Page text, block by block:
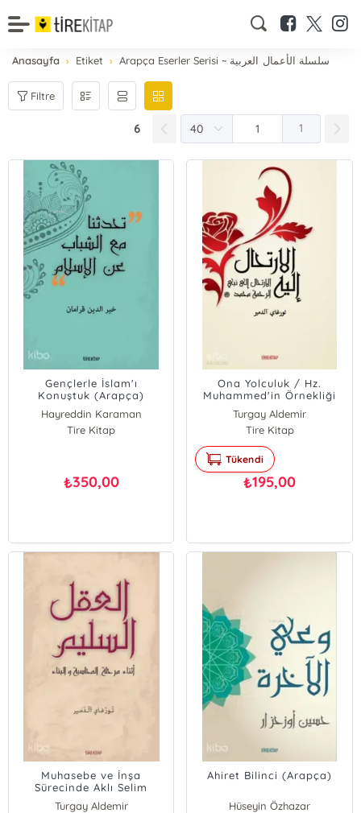
Anasayfa Etiket Arapça Eserler Serisi ~ سلسلة الأعمال العربية
Filtre
6 1
Gençlerle İslam'ı
Konuştuk (Arapça)
Hayreddin Karaman
Tire Kitap
₺350,00
Ona Yolculuk / Hz.
Muhammed'in Örnekliği
(Arapça)
Turgay Aldemir
Tire Kitap
Tükendi
₺195,00
Muhasebe ve İnşa
Sürecinde Aklı Selim
(Arapça)
Turgay Aldemir
Ahiret Bilinci (Arapça)
Hüseyin Özhazar